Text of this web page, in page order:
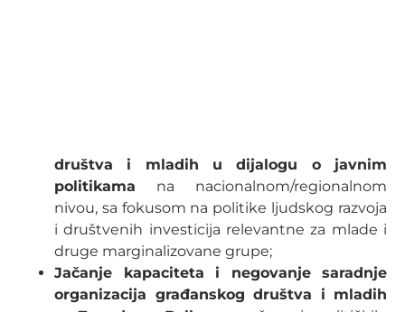
društva i mladih u dijalogu o javnim
politikama na nacionalnom/regionalnom
nivou, sa fokusom na politike ljudskog razvoja
i društvenih investicija relevantne za mlade i
druge marginalizovane grupe;
Jačanje kapaciteta i negovanje saradnje
organizacija građanskog društva i mladih